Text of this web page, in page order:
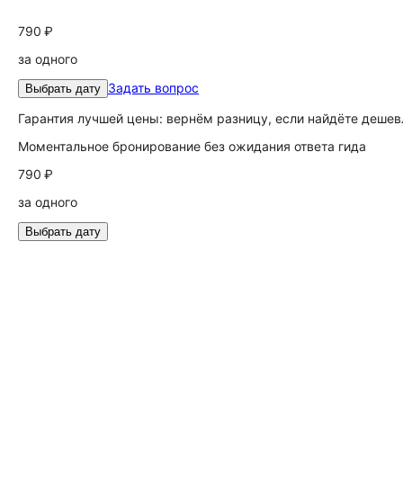
790 ₽
за одного
Выбрать дату Задать вопрос
Гарантия лучшей цены: вернём разницу, если найдёте
Моментальное бронирование без ожидания ответа гида
790 ₽
за одного
Выбрать дату